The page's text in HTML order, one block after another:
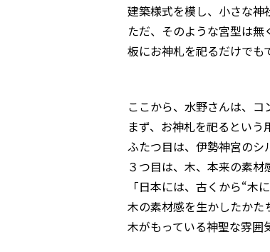
建築様式を模し、小さな
ただ、そのような宮型は無
板にお神札を祀るだけでも
ここから、水野さんは、コ
まず、お神札を祀るとい
ふたつ目は、伊勢神宮のシ
３つ目は、木、本来の素材
「日本には、古くから“木
木の素材感を生かしたかた
木がもっている神聖な雰囲